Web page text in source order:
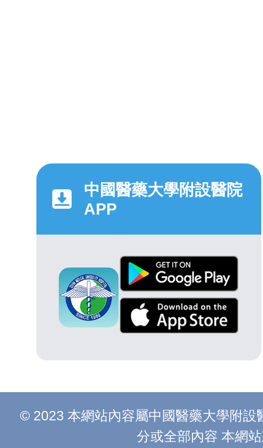
中國醫藥大學附設醫院
APP
© 2023 本網站內容屬中國醫藥大學附
分或全部內容 本網